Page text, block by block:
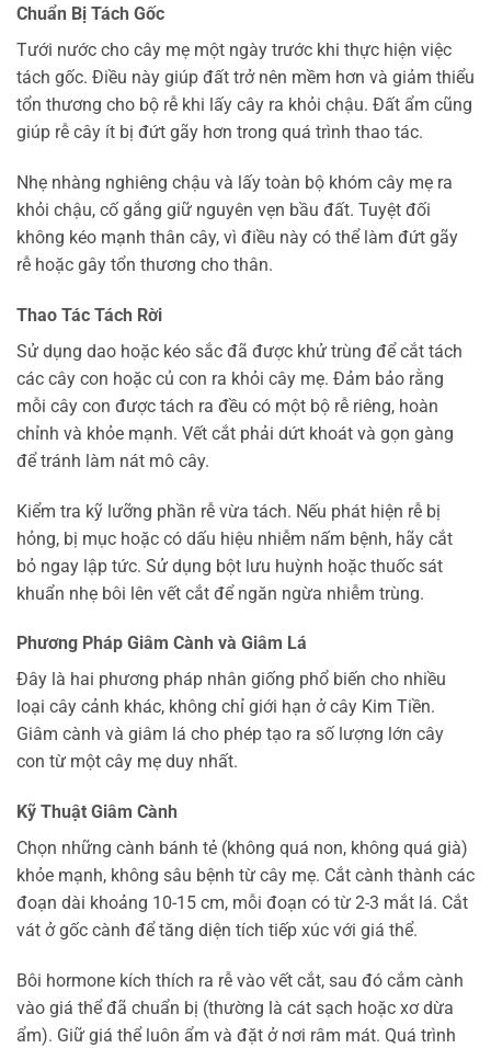
Chuẩn Bị Tách Gốc
Tưới nước cho cây mẹ một ngày trước khi thực hiện việc
tách gốc. Điều này giúp đất trở nên mềm hơn và giảm thiểu
tổn thương cho bộ rễ khi lấy cây ra khỏi chậu. Đất ẩm cũng
giúp rễ cây ít bị đứt gãy hơn trong quá trình thao tác.
Nhẹ nhàng nghiêng chậu và lấy toàn bộ khóm cây mẹ ra
khỏi chậu, cố gắng giữ nguyên vẹn bầu đất. Tuyệt đối
không kéo mạnh thân cây, vì điều này có thể làm đứt gãy
rễ hoặc gây tổn thương cho thân.
Thao Tác Tách Rời
Sử dụng dao hoặc kéo sắc đã được khử trùng để cắt tách
các cây con hoặc củ con ra khỏi cây mẹ. Đảm bảo rằng
mỗi cây con được tách ra đều có một bộ rễ riêng, hoàn
chỉnh và khỏe mạnh. Vết cắt phải dứt khoát và gọn gàng
để tránh làm nát mô cây.
Kiểm tra kỹ lưỡng phần rễ vừa tách. Nếu phát hiện rễ bị
hỏng, bị mục hoặc có dấu hiệu nhiễm nấm bệnh, hãy cắt
bỏ ngay lập tức. Sử dụng bột lưu huỳnh hoặc thuốc sát
khuẩn nhẹ bôi lên vết cắt để ngăn ngừa nhiễm trùng.
Phương Pháp Giâm Cành và Giâm Lá
Đây là hai phương pháp nhân giống phổ biến cho nhiều
loại cây cảnh khác, không chỉ giới hạn ở cây Kim Tiền.
Giâm cành và giâm lá cho phép tạo ra số lượng lớn cây
con từ một cây mẹ duy nhất.
Kỹ Thuật Giâm Cành
Chọn những cành bánh tẻ (không quá non, không quá già)
khỏe mạnh, không sâu bệnh từ cây mẹ. Cắt cành thành các
đoạn dài khoảng 10-15 cm, mỗi đoạn có từ 2-3 mắt lá. Cắt
vát ở gốc cành để tăng diện tích tiếp xúc với giá thể.
Bôi hormone kích thích ra rễ vào vết cắt, sau đó cắm cành
vào giá thể đã chuẩn bị (thường là cát sạch hoặc xơ dừa
ẩm). Giữ giá thể luôn ẩm và đặt ở nơi râm mát. Quá trình